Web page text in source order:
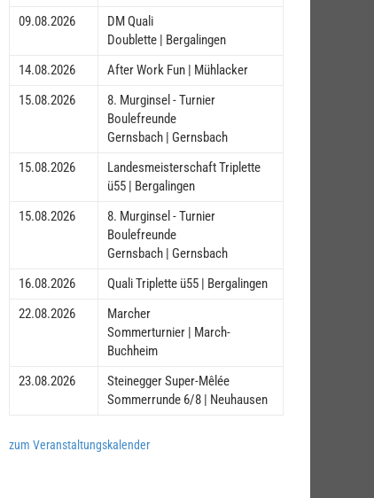
09.08.2026
DM Quali
Doublette | Bergalingen
14.08.2026
After Work Fun | Mühlacker
15.08.2026
8. Murginsel - Turnier
Boulefreunde
Gernsbach | Gernsbach
15.08.2026
Landesmeisterschaft Triplette
ü55 | Bergalingen
15.08.2026
8. Murginsel - Turnier
Boulefreunde
Gernsbach | Gernsbach
16.08.2026
Quali Triplette ü55 | Bergalingen
22.08.2026
Marcher
Sommerturnier | March-
Buchheim
23.08.2026
Steinegger Super-Mêlée
Sommerrunde 6/8 | Neuhausen
zum Veranstaltungskalender